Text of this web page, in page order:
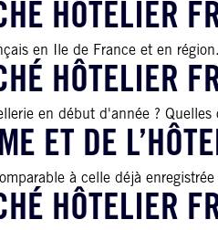
HÔTELIER
en Ile de France et en région.
HÔTELIER
en début d'année ?
ET DE
à celle déjà
HÔTELIER